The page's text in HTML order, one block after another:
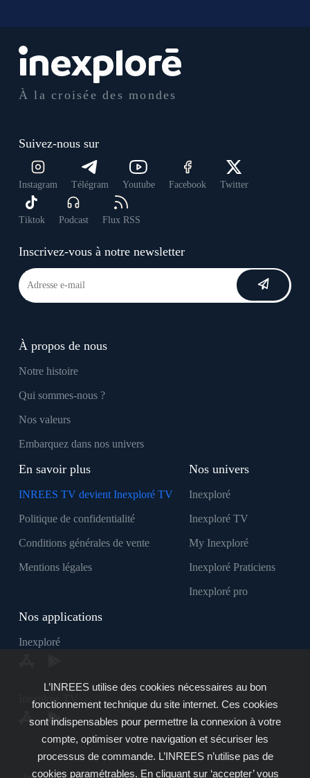
À la croisée des mondes
Suivez-nous sur
Instagram Télégram Youtube Facebook Twitter
Tiktok Podcast Flux RSS
Inscrivez-vous à notre newsletter
À propos de nous
Notre histoire
Qui sommes-nous ?
Nos valeurs
Embarquez dans nos univers
En savoir plus
INREES TV devient Inexploré TV
Politique de confidentialité
Conditions générales de vente
Mentions légales
Nos univers
Inexploré
Inexploré TV
My Inexploré
Inexploré Praticiens
Inexploré pro
Nos applications
Inexploré
Inexploré TV
L’INREES utilise des cookies nécessaires au bon
fonctionnement technique du site internet. Ces cookies
sont indispensables pour permettre la connexion à votre
compte, optimiser votre navigation et sécuriser les
processus de commande. L’INREES n’utilise pas de
cookies paramétrables. En cliquant sur ‘accepter’ vous